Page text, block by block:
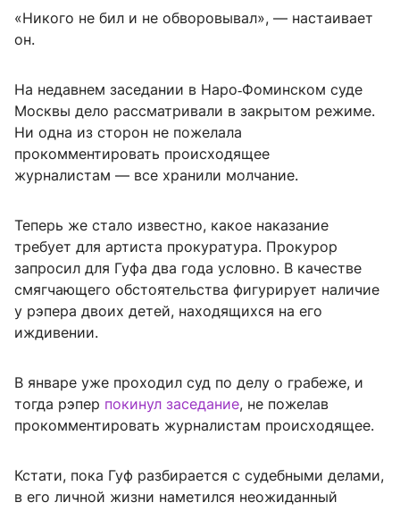
«Никого не бил и не обворовывал», — настаивает
он.
На недавнем заседании в Наро‑Фоминском суде
Москвы дело рассматривали в закрытом режиме.
Ни одна из сторон не пожелала
прокомментировать происходящее
журналистам — все хранили молчание.
Теперь же стало известно, какое наказание
требует для артиста прокуратура. Прокурор
запросил для Гуфа два года условно. В качестве
смягчающего обстоятельства фигурирует наличие
у рэпера двоих детей, находящихся на его
иждивении.
В январе уже проходил суд по делу о грабеже, и
тогда рэпер покинул заседание, не пожелав
прокомментировать журналистам происходящее.
Кстати, пока Гуф разбирается с судебными делами,
в его личной жизни наметился неожиданный